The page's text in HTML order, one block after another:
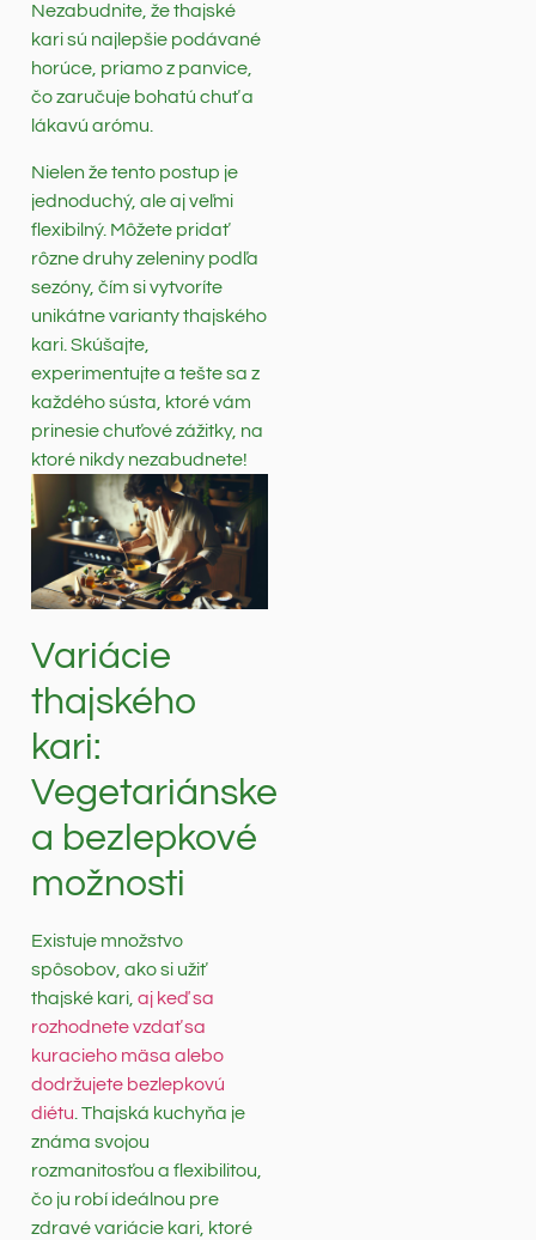
Nezabudnite, že thajské
kari sú najlepšie podávané
horúce, priamo z panvice,
čo zaručuje bohatú chuť a
lákavú arómu.
Nielen že tento postup je
jednoduchý, ale aj veľmi
flexibilný. Môžete pridať
rôzne druhy zeleniny podľa
sezóny, čím si vytvoríte
unikátne varianty thajského
kari. Skúšajte,
experimentujte a tešte sa z
každého sústa, ktoré vám
prinesie chuťové zážitky, na
ktoré nikdy nezabudnete!
Variácie
thajského
kari:
Vegetariánske
a bezlepkové
možnosti
Existuje množstvo
spôsobov, ako si užiť
thajské kari, aj keď sa
rozhodnete vzdať sa
kuracieho mäsa alebo
dodržujete bezlepkovú
diétu. Thajská kuchyňa je
známa svojou
rozmanitosťou a flexibilitou,
čo ju robí ideálnou pre
zdravé variácie kari, ktoré